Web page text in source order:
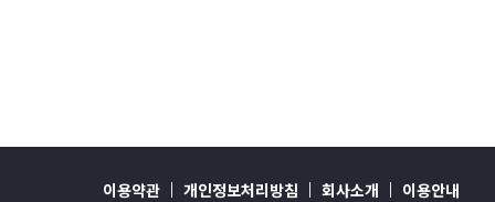
이용약관 개인정보처리방침 회사소개 이용안내